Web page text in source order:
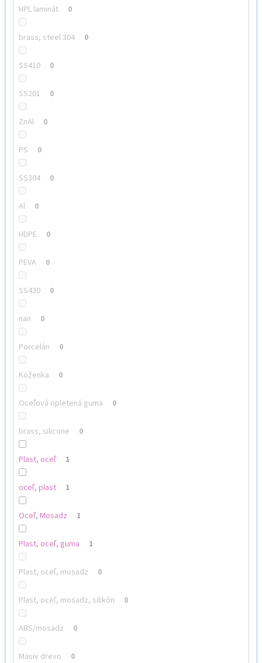
HPL laminát 0
brass, steel 304 0
SS410 0
SS201 0
ZnAl 0
PS 0
SS304 0
Al 0
HDPE 0
PEVA 0
SS430 0
nan 0
Porcelán 0
Koženka 0
Oceľová opletená guma 0
brass, silicone 0
Plast, oceľ 1
oceľ, plast 1
Oceľ, Mosadz 1
Plast, oceľ, guma 1
Plast, oceľ, mosadz 0
Plast, oceľ, mosadz, silikón 0
ABS/mosadz 0
Masiv drevo 0